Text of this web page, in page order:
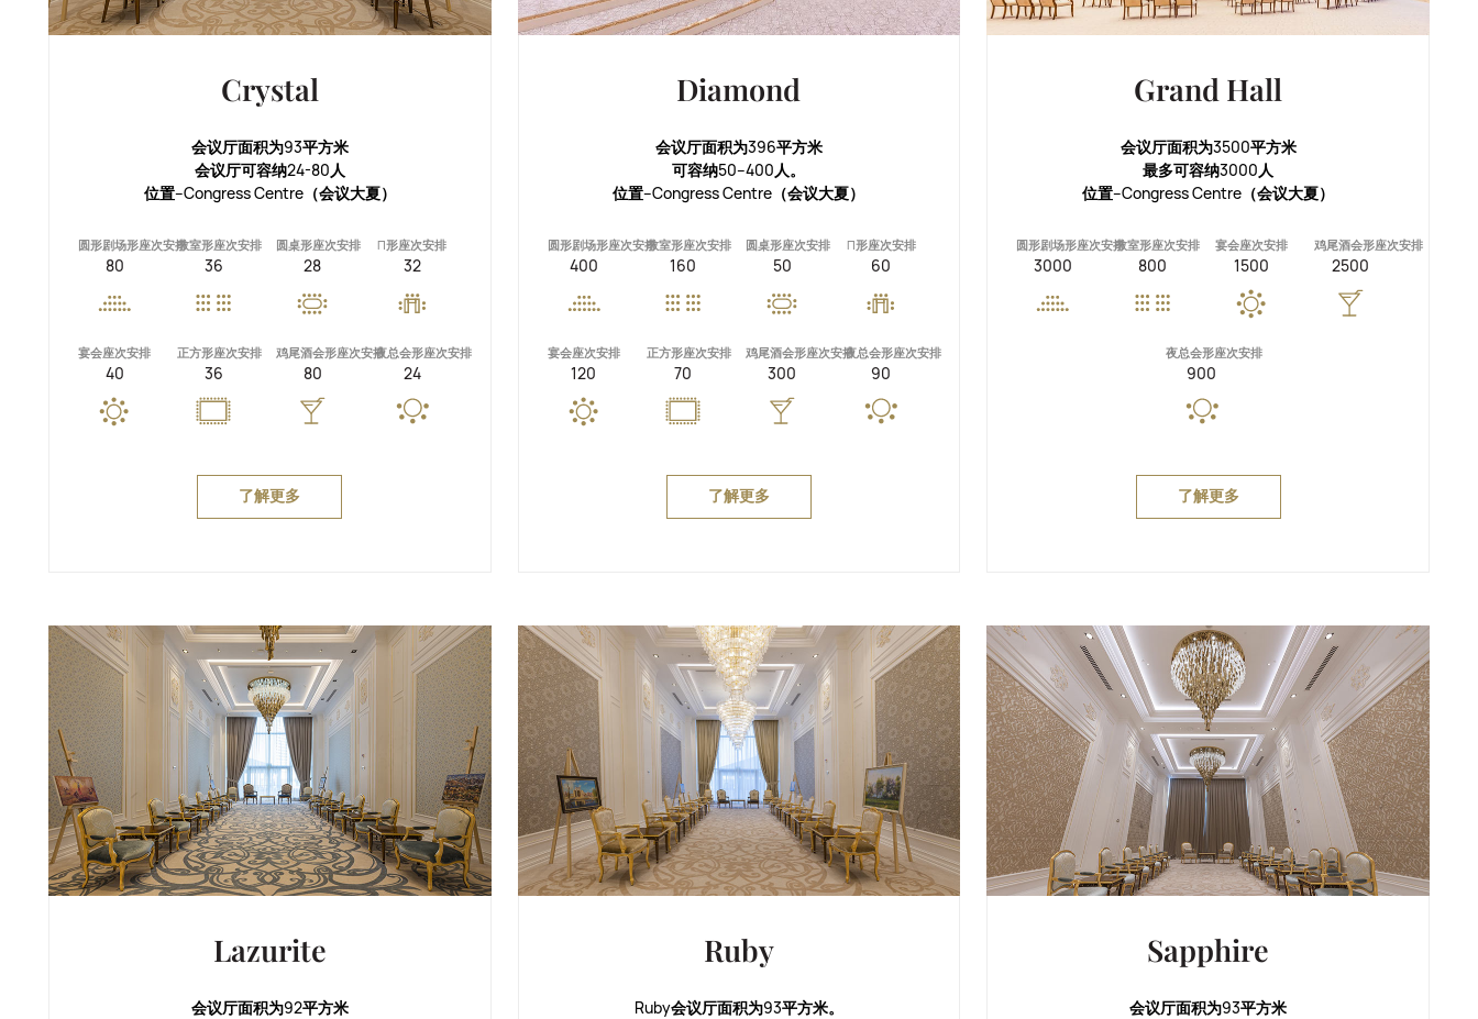
Crystal
会议厅面积为93平方米
会议厅可容纳24-80人
位置--Congress Centre（会议大夏）
圆形剧场形座次安排
80
教室形座次安排
36
圆桌形座次安排
28
П形座次安排
32
宴会座次安排
40
正方形座次安排
36
鸡尾酒会形座次安排
80
夜总会形座次安排
24
了解更多
Diamond
会议厅面积为396平方米
可容纳50--400人。
位置--Congress Centre（会议大夏）
圆形剧场形座次安排
400
教室形座次安排
160
圆桌形座次安排
50
П形座次安排
60
宴会座次安排
120
正方形座次安排
70
鸡尾酒会形座次安排
300
夜总会形座次安排
90
了解更多
Grand Hall
会议厅面积为3500平方米
最多可容纳3000人
位置--Congress Centre（会议大夏）
圆形剧场形座次安排
3000
教室形座次安排
800
宴会座次安排
1500
鸡尾酒会形座次安排
2500
夜总会形座次安排
900
了解更多
Lazurite
会议厅面积为92平方米
Ruby
Ruby会议厅面积为93平方米。
Sapphire
会议厅面积为93平方米